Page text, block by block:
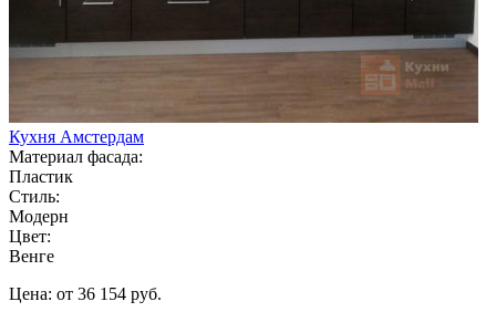
Кухня Амстердам
Материал фасада:
Пластик
Стиль:
Модерн
Цвет:
Венге
Цена: от 36 154 руб.